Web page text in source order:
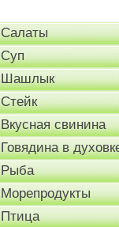
Салаты
Суп
Шашлык
Стейк
Вкусная свинина
Говядина в
Рыба
Морепродукты
Птица